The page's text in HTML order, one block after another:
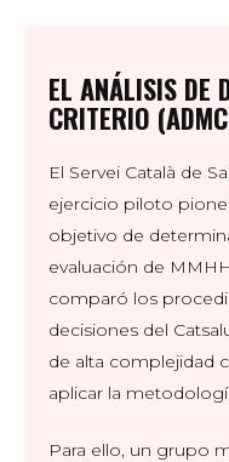
EL ANÁLISIS DE
CRITERIO
El Servei Català de
ejercicio piloto
objetivo de
evaluación de
comparó los
decisiones del
de alta complejidad
aplicar la
Para ello, un grupo